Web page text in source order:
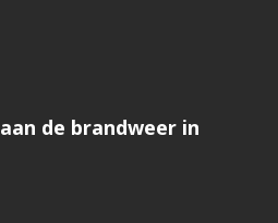
de brandweer in